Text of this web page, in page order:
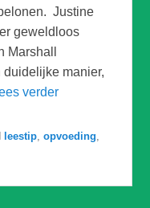
Justine
geweldloos
Marshall
duidelijke manier,
verder
leestip ,opvoeding